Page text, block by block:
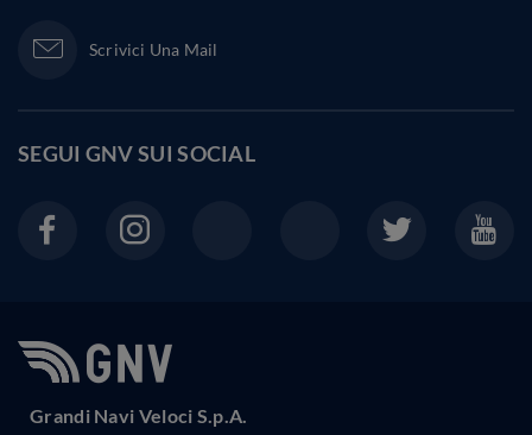
Scrivici Una Mail
SEGUI GNV SUISOCIAL
Grandi Navi Veloci S.p.A.